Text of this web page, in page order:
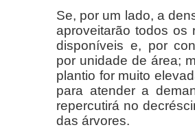
Se, por um lado, a
aproveitarão todos os
disponíveis e, por
por unidade de área;
plantio for muito
para atender a
repercutirá no
das árvores.